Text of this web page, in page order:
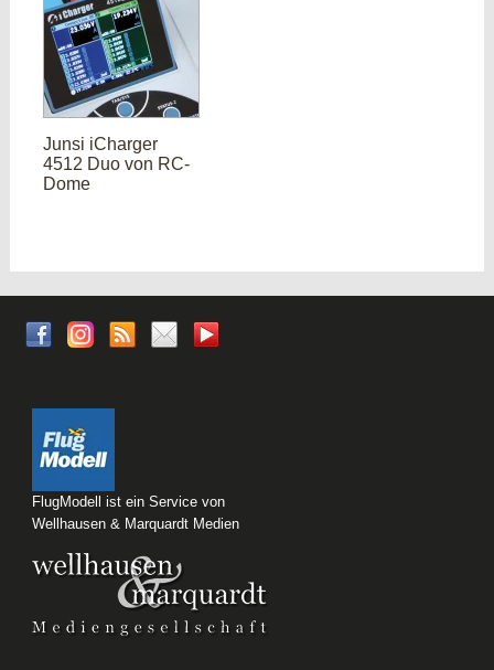
Junsi iCharger
4512 Duo von RC-
Dome
FlugModell ist ein Service von
Wellhausen & Marquardt Medien